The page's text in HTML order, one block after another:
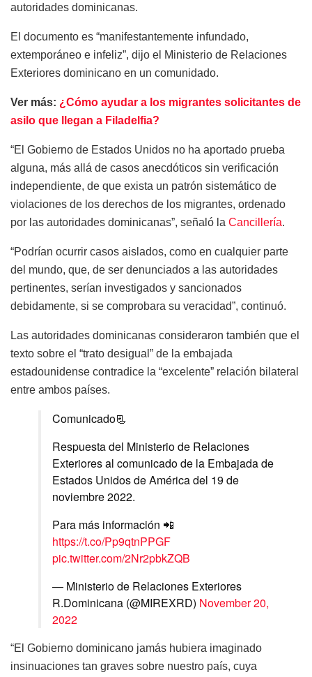
autoridades dominicanas.
El documento es “manifestantemente infundado,
extemporáneo e infeliz”, dijo el Ministerio de Relaciones
Exteriores dominicano en un comunidado.
Ver más: ¿Cómo ayudar a los migrantes solicitantes de
asilo que llegan a Filadelfia?
“El Gobierno de Estados Unidos no ha aportado prueba
alguna, más allá de casos anecdóticos sin verificación
independiente, de que exista un patrón sistemático de
violaciones de los derechos de los migrantes, ordenado
por las autoridades dominicanas”, señaló la Cancillería.
“Podrían ocurrir casos aislados, como en cualquier parte
del mundo, que, de ser denunciados a las autoridades
pertinentes, serían investigados y sancionados
debidamente, si se comprobara su veracidad”, continuó.
Las autoridades dominicanas consideraron también que el
texto sobre el “trato desigual” de la embajada
estadounidense contradice la “excelente” relación bilateral
entre ambos países.
Comunicado📃
Respuesta del Ministerio de Relaciones
Exteriores al comunicado de la Embajada de
Estados Unidos de América del 19 de
noviembre 2022.
Para más información 📲
https://t.co/Pp9qtnPPGF
pic.twitter.com/2Nr2pbkZQB
— Ministerio de Relaciones Exteriores
R.Dominicana (@MIREXRD) November 20,
2022
“El Gobierno dominicano jamás hubiera imaginado
insinuaciones tan graves sobre nuestro país, cuya